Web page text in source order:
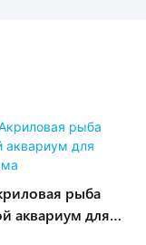
рыба
аквариум для